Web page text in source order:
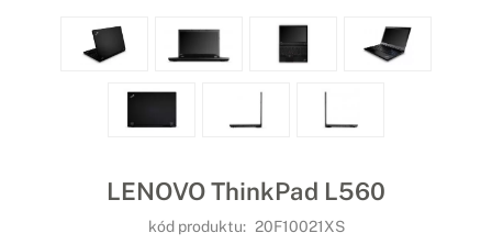
LENOVO ThinkPad L560
kód produktu: 20F10021XS